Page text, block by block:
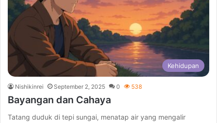
Kehidupan
Nishikinrei September 2, 2025 0 538
Bayangan dan Cahaya
Tatang duduk di tepi sungai, menatap air yang mengalir